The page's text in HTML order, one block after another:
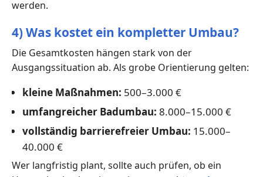
werden.
4) Was kostet ein kompletter Umbau?
Die Gesamtkosten hängen stark von der
Ausgangssituation ab. Als grobe Orientierung gelten:
kleine Maßnahmen: 500–3.000 €
umfangreicher Badumbau: 8.000–15.000 €
vollständig barrierefreier Umbau: 15.000–
40.000 €
Wer langfristig plant, sollte auch prüfen, ob ein